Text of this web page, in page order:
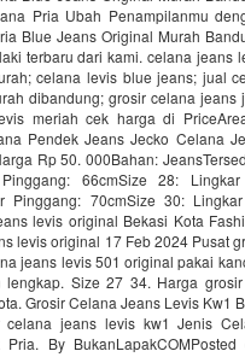
Pria Ubah Penampilanmu
Blue Jeans Original Murah
terbaru dari kami. celana jeans
celana levis blue jeans; jual
dibandung; grosir celana jeans
meriah cek harga di
Pendek Jeans Jecko Celana
Rp 50. 000Bahan:
66cmSize 28: Lingkar
Pinggang: 70cmSize 30:
levis original Bekasi Kota
levis original 17 Feb 2024 Pusat
jeans levis 501 original pakai
lengkap. Size 27 34. Harga
Grosir Celana Jeans Levis Kw1
celana jeans levis kw1 Jenis
Pria. By